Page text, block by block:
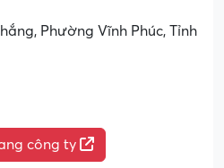
Phường Vĩnh Phúc, Tỉnh
công ty